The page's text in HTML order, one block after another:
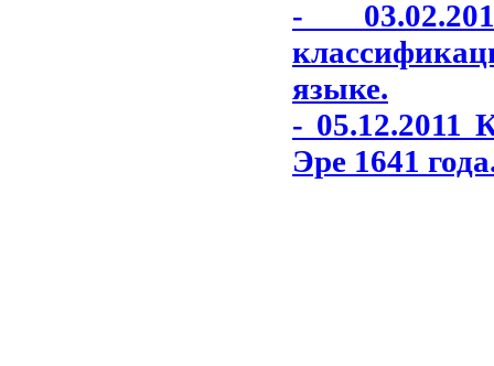
-
языке.
- 05.12.2011
Эре 1641